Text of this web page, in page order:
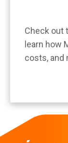
Check out
learn how
costs, and